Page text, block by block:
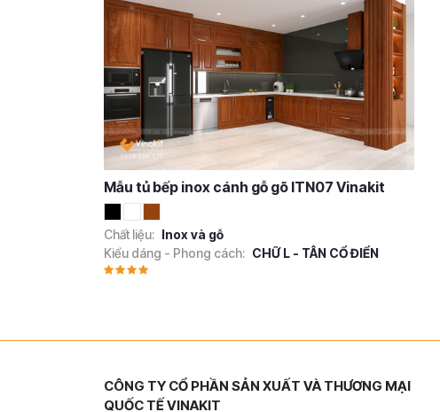
Mẫu tủ bếp inox cánh gỗ gõ ITN07 Vinakit
Chất liệu: Inox và gỗ
Kiểu dáng - Phong cách: CHỮ L - TÂN CỔ ĐIỂN
CÔNG TY CỔ PHẦN SẢN XUẤT VÀ THƯƠNG MẠI
QUỐC TẾ VINAKIT